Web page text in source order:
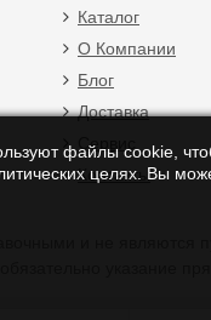
Каталог
О Компании
Блог
Доставка
Сервис
Контакты
файлы cookie,
целях. Вы